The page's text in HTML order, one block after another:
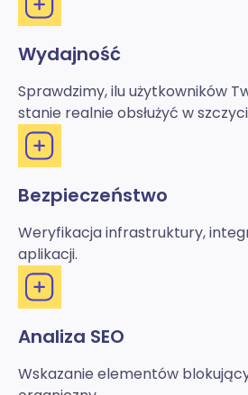
Wydajność
Sprawdzimy, ilu użytkowników
stanie realnie obsłużyć w
Bezpieczeństwo
Weryfikacja infrastruktury,
aplikacji.
Analiza SEO
Wskazanie elementów